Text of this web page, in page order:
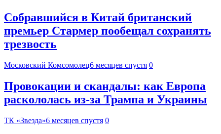
Собравшийся в Китай британский
премьер Стармер пообещал сохранять
трезвость
Московский Комсомолец6 месяцев спустя 0
Провокации и скандалы: как Европа
раскололась из-за Трампа и Украины
ТК «Звезда»6 месяцев спустя 0